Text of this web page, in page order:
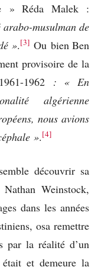
» Réda Malek :
musulman de
».[3] Ou bien Ben
provisoire de la
1962 : « En
algérienne
nous avions
».[4]
découvrir sa
Weinstock,
dans les années
osa remettre
par la réalité d’un
et demeure la